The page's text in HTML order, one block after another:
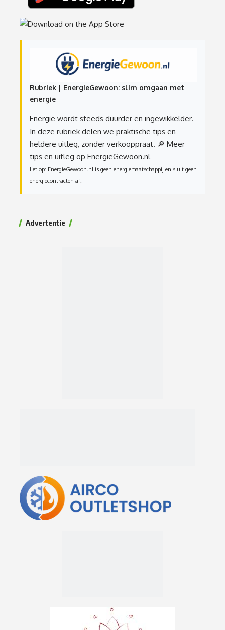
Rubriek | EnergieGewoon: slim omgaan met
energie
Energie wordt steeds duurder en ingewikkelder.
In deze rubriek delen we praktische tips en
heldere uitleg, zonder verkooppraat. 🔎 Meer
tips en uitleg op EnergieGewoon.nl
Let op: EnergieGewoon.nl is geen energiemaatschappij en sluit geen
energiecontracten af.
Advertentie